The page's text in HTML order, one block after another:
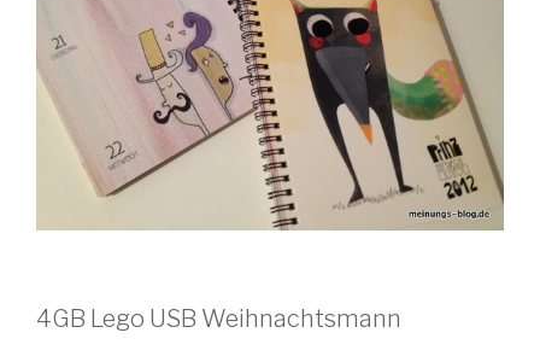
4GB Lego USB Weihnachtsmann